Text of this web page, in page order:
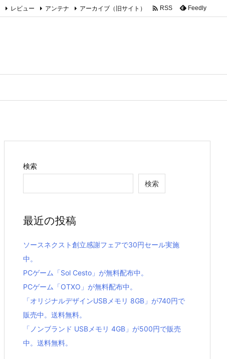
レビュー アンテナ アーカイブ（旧サイト）  RSS Feedly
検索
検索
最近の投稿
ソースネクスト創立感謝フェアで30円セール実施
中。
PCゲーム「Sol Cesto」が無料配布中。
PCゲーム「OTXO」が無料配布中。
「オリジナルデザインUSBメモリ 8GB」が740円で
販売中。送料無料。
「ノンブランド USBメモリ 4GB」が500円で販売
中。送料無料。